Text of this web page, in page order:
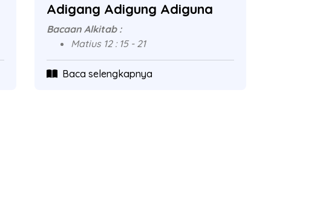
Adigang Adigung Adiguna
Bacaan Alkitab :
Matius 12 : 15 - 21
Baca selengkapnya